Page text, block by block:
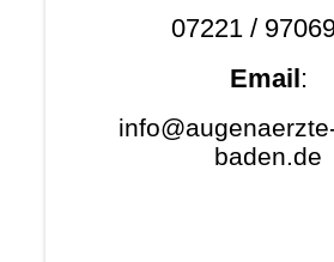
07221 /
Email:
baden.de